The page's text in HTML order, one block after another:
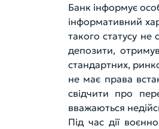
Банк інформує
інформативний
такого статусу
депозити,
стандартних,
не має права
свідчити про
вважаються
Під час дії